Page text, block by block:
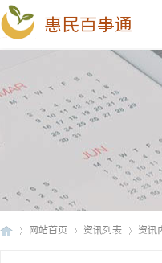
惠民百事通
网站首页 资讯列表 资讯